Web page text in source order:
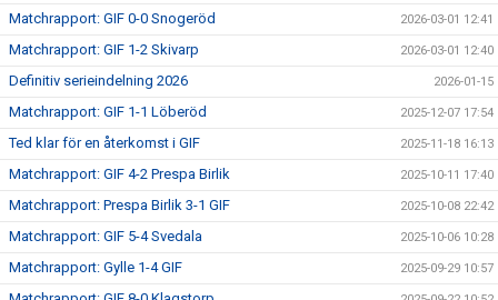
Matchrapport: GIF 0-0 Snogeröd 2026-03-01 12:41
Matchrapport: GIF 1-2 Skivarp 2026-03-01 12:40
Definitiv serieindelning 2026 2026-01-15
Matchrapport: GIF 1-1 Löberöd 2025-12-07 17:54
Ted klar för en återkomst i GIF 2025-11-18 16:13
Matchrapport: GIF 4-2 Prespa Birlik 2025-10-11 17:40
Matchrapport: Prespa Birlik 3-1 GIF 2025-10-08 22:42
Matchrapport: GIF 5-4 Svedala 2025-10-06 10:28
Matchrapport: Gylle 1-4 GIF 2025-09-29 10:57